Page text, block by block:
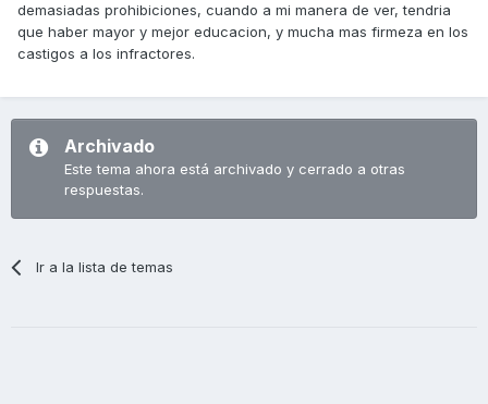
demasiadas prohibiciones, cuando a mi manera de ver, tendria
que haber mayor y mejor educacion, y mucha mas firmeza en los
castigos a los infractores.
Archivado
Este tema ahora está archivado y cerrado a otras
respuestas.
Ir a la lista de temas